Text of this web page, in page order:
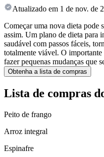
Atualizado em 1 de nov. de
Começar uma nova dieta pode
assim. Um plano de dieta para
saudável com passos fáceis,
totalmente viável. O
fazer pequenas mudanças que
Obtenha a lista de compras
Lista de compras
Peito de frango
Arroz integral
Espinafre